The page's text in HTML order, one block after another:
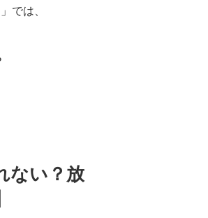
では、
ない？放